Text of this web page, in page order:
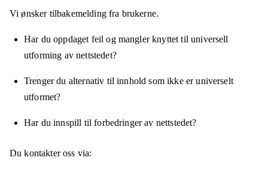
Vi ønsker tilbakemelding fra brukerne.
Har du oppdaget feil og mangler knyttet til universell
utforming av nettstedet?
Trenger du alternativ til innhold som ikke er universelt
utformet?
Har du innspill til forbedringer av nettstedet?
Du kontakter oss via: